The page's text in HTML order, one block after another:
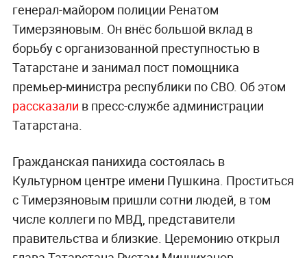
генерал-майором полиции Ренатом
Тимерзяновым. Он внёс большой вклад в
борьбу с организованной преступностью в
Татарстане и занимал пост помощника
премьер-министра республики по СВО. Об этом
рассказали в пресс-службе администрации
Татарстана.
Гражданская панихида состоялась в
Культурном центре имени Пушкина. Проститься
с Тимерзяновым пришли сотни людей, в том
числе коллеги по МВД, представители
правительства и близкие. Церемонию открыл